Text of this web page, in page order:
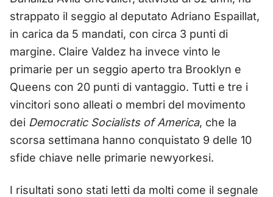
strappato il seggio al deputato Adriano Espaillat,
in carica da 5 mandati, con circa 3 punti di
margine. Claire Valdez ha invece vinto le
primarie per un seggio aperto tra Brooklyn e
Queens con 20 punti di vantaggio. Tutti e tre i
vincitori sono alleati o membri del movimento
dei Democratic Socialists of America, che la
scorsa settimana hanno conquistato 9 delle 10
sfide chiave nelle primarie newyorkesi.
I risultati sono stati letti da molti come il segnale